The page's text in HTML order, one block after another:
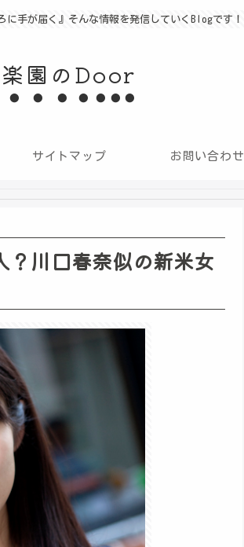
に手が届く』そんな情報を発信していくBlogです！
楽園のDoor
サイトマップ お問い合わせ
川口春奈似の新米女